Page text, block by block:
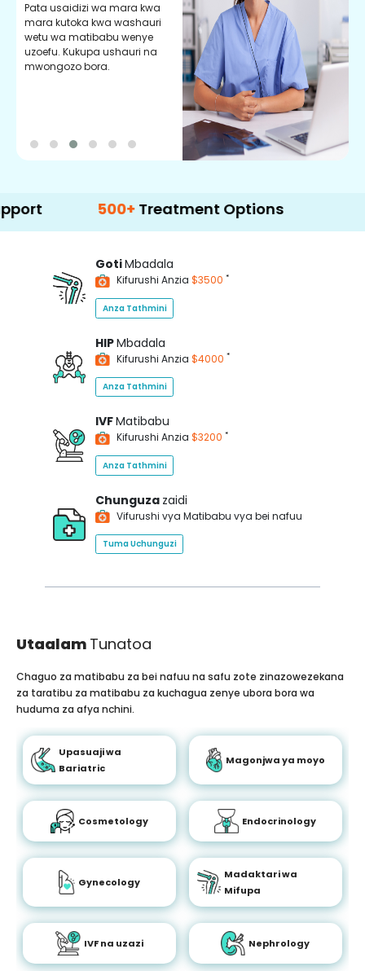
Pata usaidizi wa mara kwa
mara kutoka kwa washauri
wetu wa matibabu wenye
uzoefu. Kukupa ushauri na
mwongozo bora.
500+ Treatment Options
GotiMbadala
Kifurushi Anzia $3500 *
Anza Tathmini
HIPMbadala
Kifurushi Anzia $4000 *
Anza Tathmini
IVFMatibabu
Kifurushi Anzia $3200 *
Anza Tathmini
Chunguza zaidi
Vifurushi vya Matibabu vya bei nafuu
Tuma Uchunguzi
Utaalam Tunatoa
Chaguo za matibabu za bei nafuu na safu zote zinazowezekana
za taratibu za matibabu za kuchagua zenye ubora bora wa
huduma za afya nchini.
Upasuaji wa
Bariatric
Magonjwa ya moyo
Cosmetology Endocrinology
Gynecology
Madaktari wa
Mifupa
IVF na uzazi Nephrology